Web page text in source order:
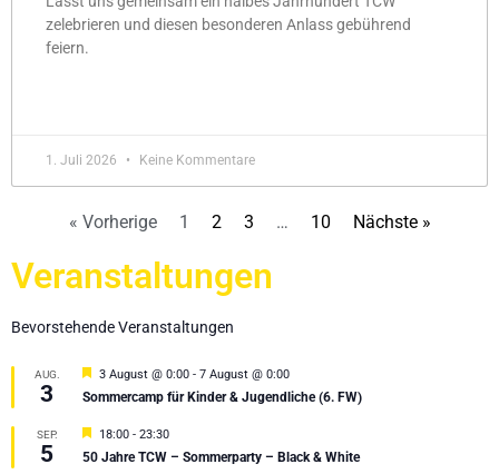
zelebrieren und diesen besonderen Anlass gebührend
feiern.
1. Juli 2026 Keine Kommentare
« Vorherige 1 2 3 … 10 Nächste »
Veranstaltungen
Bevorstehende Veranstaltungen
AUG.
3
Hervorgehoben
3 August @ 0:00 - 7 August @ 0:00
Sommercamp für Kinder & Jugendliche (6. FW)
SEP.
5
Hervorgehoben
18:00 - 23:30
50 Jahre TCW – Sommerparty – Black & White